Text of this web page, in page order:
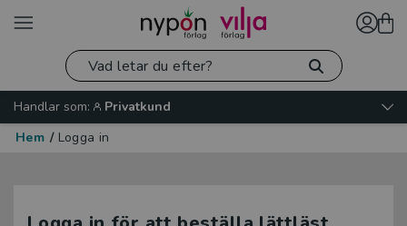
Handlar som:
Privatkund
Hem / Logga in